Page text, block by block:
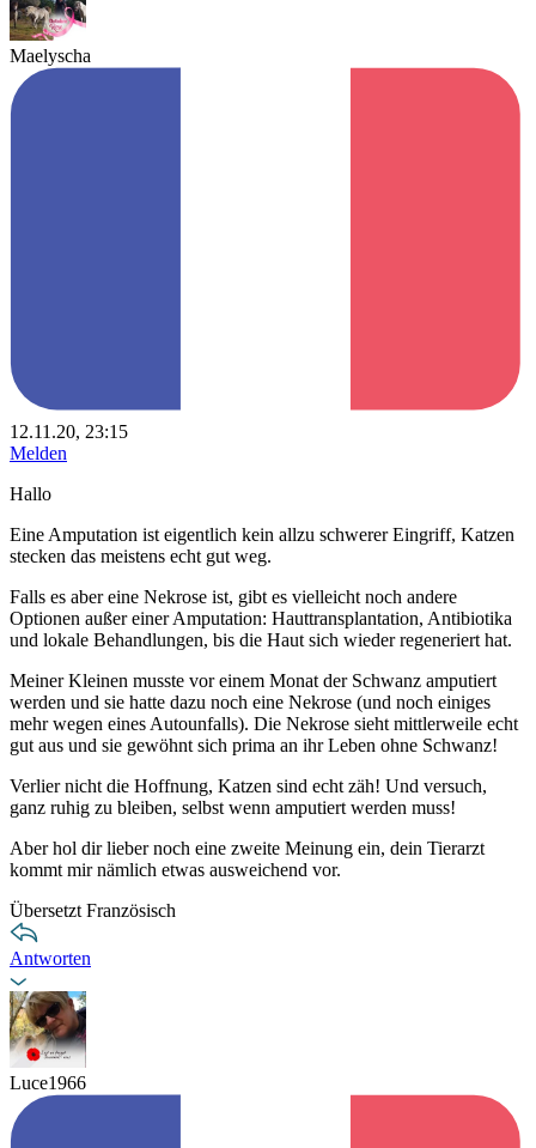
Maelyscha
12.11.20, 23:15
Melden
Hallo
Eine Amputation ist eigentlich kein allzu schwerer Eingriff, Katzen
stecken das meistens echt gut weg.
Falls es aber eine Nekrose ist, gibt es vielleicht noch andere
Optionen außer einer Amputation: Hauttransplantation, Antibiotika
und lokale Behandlungen, bis die Haut sich wieder regeneriert hat.
Meiner Kleinen musste vor einem Monat der Schwanz amputiert
werden und sie hatte dazu noch eine Nekrose (und noch einiges
mehr wegen eines Autounfalls). Die Nekrose sieht mittlerweile echt
gut aus und sie gewöhnt sich prima an ihr Leben ohne Schwanz!
Verlier nicht die Hoffnung, Katzen sind echt zäh! Und versuch,
ganz ruhig zu bleiben, selbst wenn amputiert werden muss!
Aber hol dir lieber noch eine zweite Meinung ein, dein Tierarzt
kommt mir nämlich etwas ausweichend vor.
Übersetzt Französisch
Antworten
Luce1966